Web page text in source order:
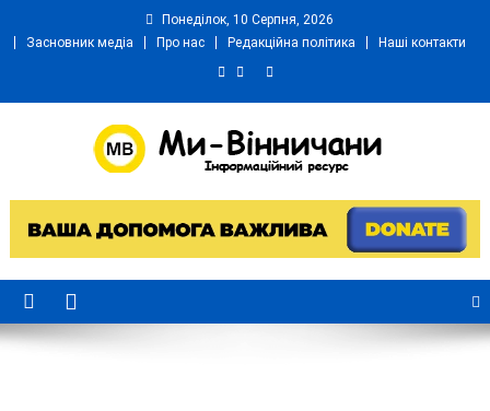
Понеділок, 10 Серпня, 2026
Засновник медіа
Про нас Редакційна політика Наші контакти
Ми Вінничани